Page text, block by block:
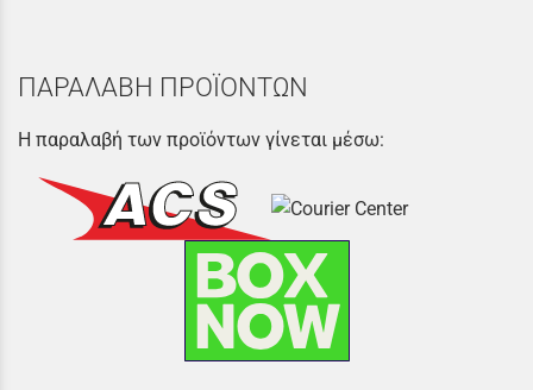
ΠΑΡΑΛΑΒΗ ΠΡΟΪΟΝΤΩΝ
Η παραλαβή των προϊόντων γίνεται μέσω: